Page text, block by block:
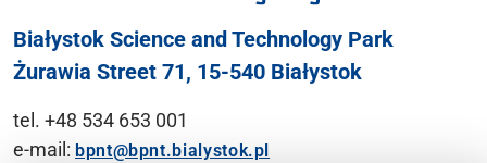
Białystok Science and Technology Park
Żurawia Street 71, 15-540 Białystok
tel. +48 534 653 001
e-mail: bpnt@bpnt.bialystok.pl